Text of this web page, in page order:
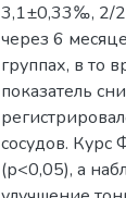
3,1±0,33‰, 2/
через 6
группах, в то
показатель
сосудов.
(р<0,05), а